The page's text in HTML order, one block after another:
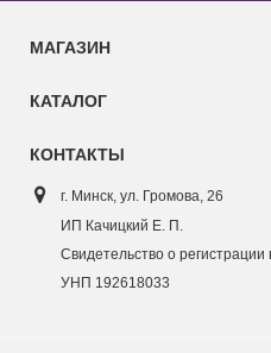
МАГАЗИН
КАТАЛОГ
КОНТАКТЫ
г. Минск, ул. Громова, 26
ИП Качицкий Е. П.
Свидетельство о
УНП 192618033